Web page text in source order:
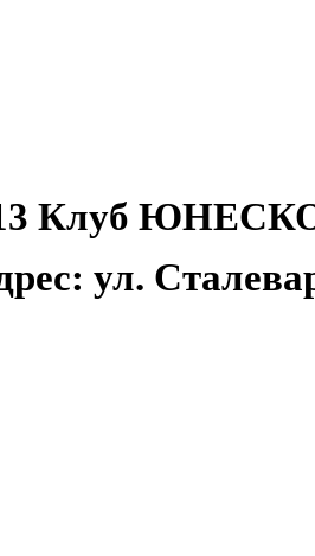
Клуб
ул.